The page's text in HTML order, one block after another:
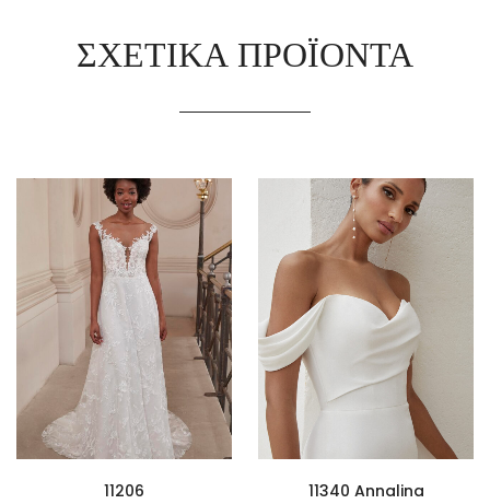
ΣΧΕΤΙΚΆ ΠΡΟΪΌΝΤΑ
11206 11340 Annalina